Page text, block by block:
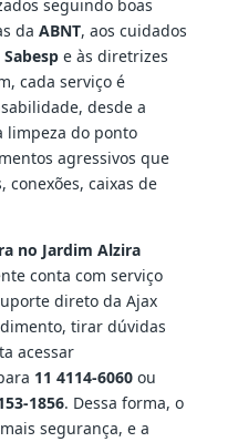
seguindo boas
da ABNT, aos cuidados
Sabespe às diretrizes
cada serviço é
desde a
limpeza do ponto
agressivos que
conexões, caixas de
no Jardim Alzira
conta com serviço
direto da Ajax
tirar dúvidas
acessar
11 4114-6060ou
1856. Dessa forma, o
segurança, e a